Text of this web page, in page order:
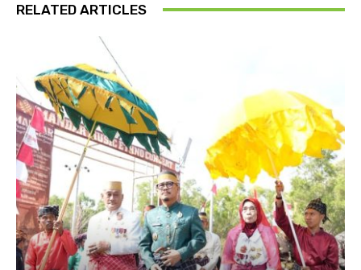
RELATED ARTICLES